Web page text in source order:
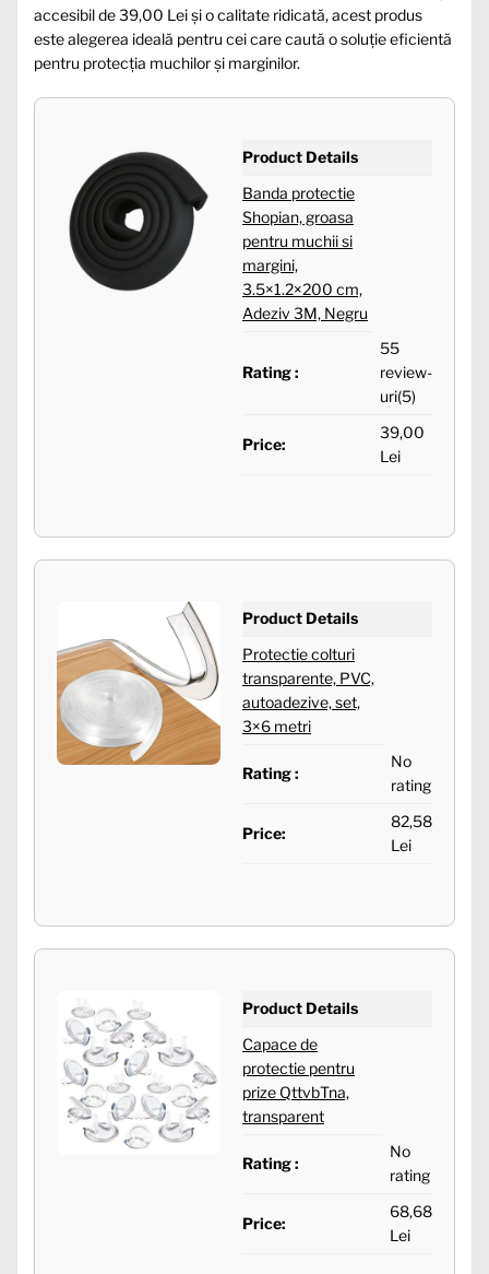
accesibil de 39,00 Lei și o calitate ridicată, acest produs
este alegerea ideală pentru cei care caută o soluție eficientă
pentru protecția muchilor și marginilor.
Product Details
Banda protectie
Shopian, groasa
pentru muchii si
margini,
3.5×1.2×200 cm,
Adeziv 3M, Negru
Rating :
55
review-
uri(5)
Price:
39,00
Lei
Product Details
Protectie colturi
transparente, PVC,
autoadezive, set,
3×6 metri
Rating :
No
rating
Price:
82,58
Lei
Product Details
Capace de
protectie pentru
prize QttvbTna,
transparent
Rating :
No
rating
Price:
68,68
Lei